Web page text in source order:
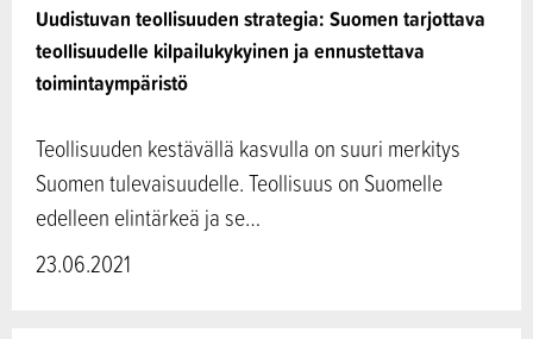
Uudistuvan teollisuuden strategia: Suomen tarjottava
teollisuudelle kilpailukykyinen ja ennustettava
toimintaympäristö
Teollisuuden kestävällä kasvulla on suuri merkitys
Suomen tulevaisuudelle. Teollisuus on Suomelle
edelleen elintärkeä ja se…
23.06.2021